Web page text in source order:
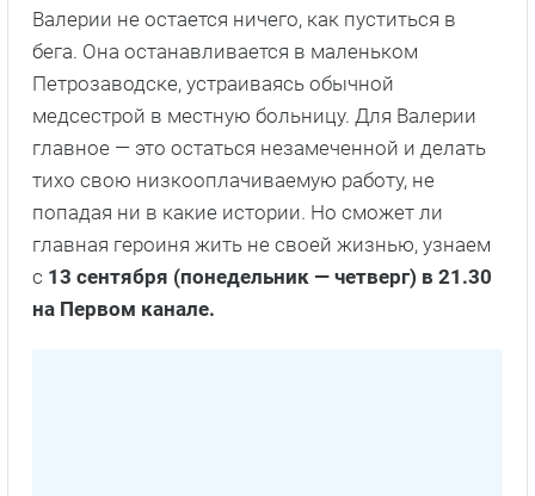
Валерии не остается ничего, как пуститься в
бега. Она останавливается в маленьком
Петрозаводске, устраиваясь обычной
медсестрой в местную больницу. Для Валерии
главное — это остаться незамеченной и делать
тихо свою низкооплачиваемую работу, не
попадая ни в какие истории. Но сможет ли
главная героиня жить не своей жизнью, узнаем
с 13 сентября (понедельник — четверг) в 21.30
на Первом канале.